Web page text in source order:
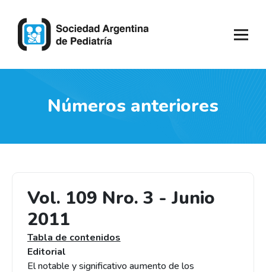
Números anteriores
Vol. 109 Nro. 3 - Junio
2011
Tabla de contenidos
Editorial
El notable y significativo aumento de los